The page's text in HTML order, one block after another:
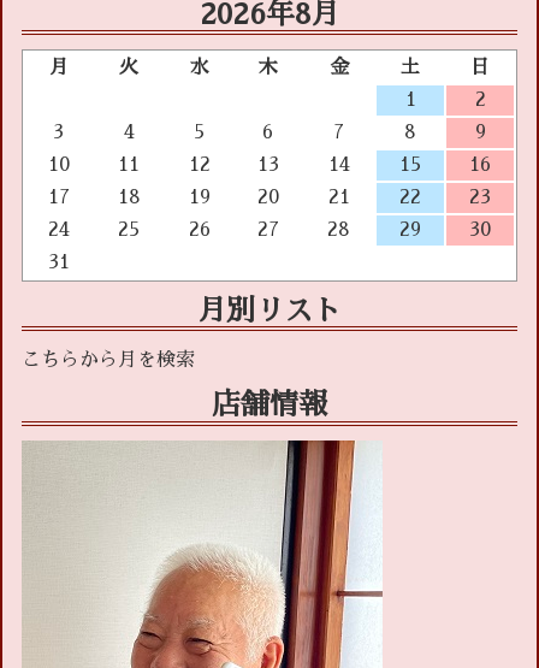
2026年8月
月 火 水 木 金 土
日
1
2
3
4 5 6 7 8
9
10
11 12 13 14 15
16
17
18 19 20 21 22
23
24
25 26 27 28 29
30
31
月別リスト
店舗情報